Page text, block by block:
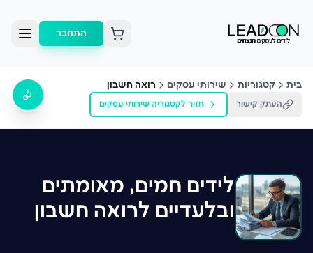
התחבר
בית קטגוריות שירותי עסקים רואה חשבון
העתק קישור חזור לקטגוריה שירותי עסקים
לידים חמים, מאומתים
ובלעדיים לרואה חשבון